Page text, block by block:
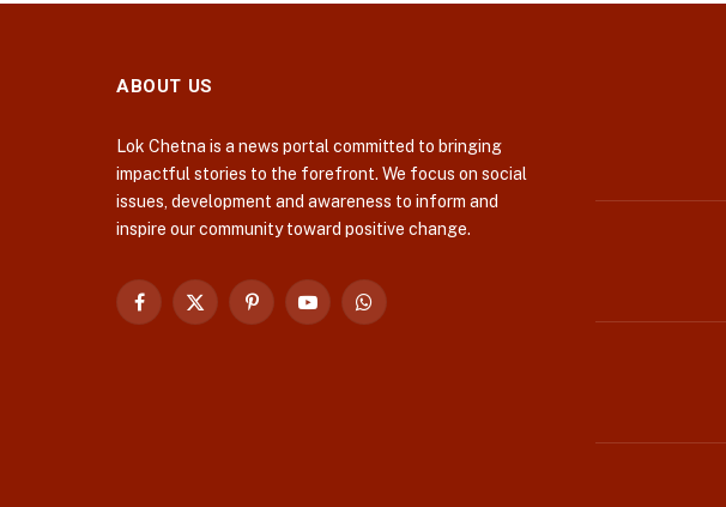
ABOUT US
Lok Chetna is a news portal committed to bringing
impactful stories to the forefront. We focus on social
issues, development and awareness to inform and
inspire our community toward positive change.
Facebook
X
PinterestYouTubeWhatsApp